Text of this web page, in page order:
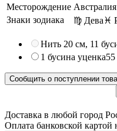
Месторождение Австралия
Знаки зодиака
♍ Дева♓
Нить 20 см, 11
1 бусина уценка
Сообщить о поступлении
Доставка в любой город
Оплата банковской картой